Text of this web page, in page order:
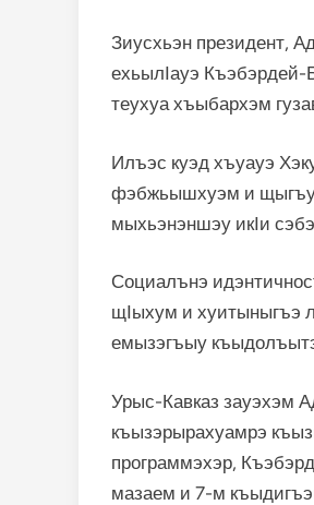
Зиусхьэн президент,
ехьылӀауэ
теухуа хъыбархэм
Илъэс куэд хъуауэ
фэбжьышхуэм и
мыхьэнэншэу икӀи
Социалънэ
щӀыхум и хуитыныгъэ
емызэгъыу
Урыс-Кавказ зауэхэм
къызэрырахуамрэ
программэхэр,
мазаем и 7-м